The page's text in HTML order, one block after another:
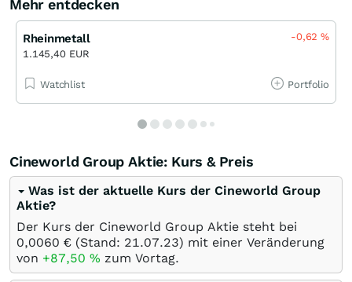
Mehr entdecken
Rheinmetall
1.145,40 EUR
-0,62%
Watchlist Portfolio
Cineworld Group Aktie: Kurs & Preis
Was ist der aktuelle Kurs der Cineworld Group
Aktie?
Der Kurs der Cineworld Group Aktie steht bei
0,0060 € (Stand: 21.07.23) mit einer Veränderung
von +87,50 % zum Vortag.